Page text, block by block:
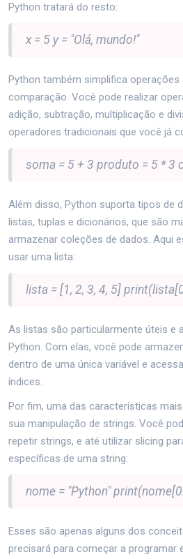
Python tratará do resto:
x = 5 y = "Olá, mundo!"
Python também simplifica operações
comparação. Você pode realizar
adição, subtração, multiplicação e
operadores tradicionais que você já
soma = 5 + 3 produto = 5 * 3
Além disso, Python suporta tipos de
listas, tuplas e dicionários, que são
armazenar coleções de dados. Aqui
usar uma lista:
lista = [1, 2, 3, 4, 5]
As listas são particularmente úteis e
Python. Com elas, você pode
dentro de uma única variável e
índices.
Por fim, uma das características
sua manipulação de strings. Você
repetir strings, e até utilizar slicing
específicas de uma string:
nome = "Python"
Esses são apenas alguns dos
precisará para começar a programar